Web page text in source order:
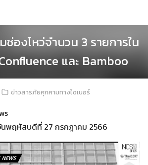
องโหว่จำนวน 3 รายการใน
และ Bamboo
ข่าวสารภัยคุกคามทางไซเบอร์
นพฤหัสบดีที่ 27 กรกฎาคม 2566